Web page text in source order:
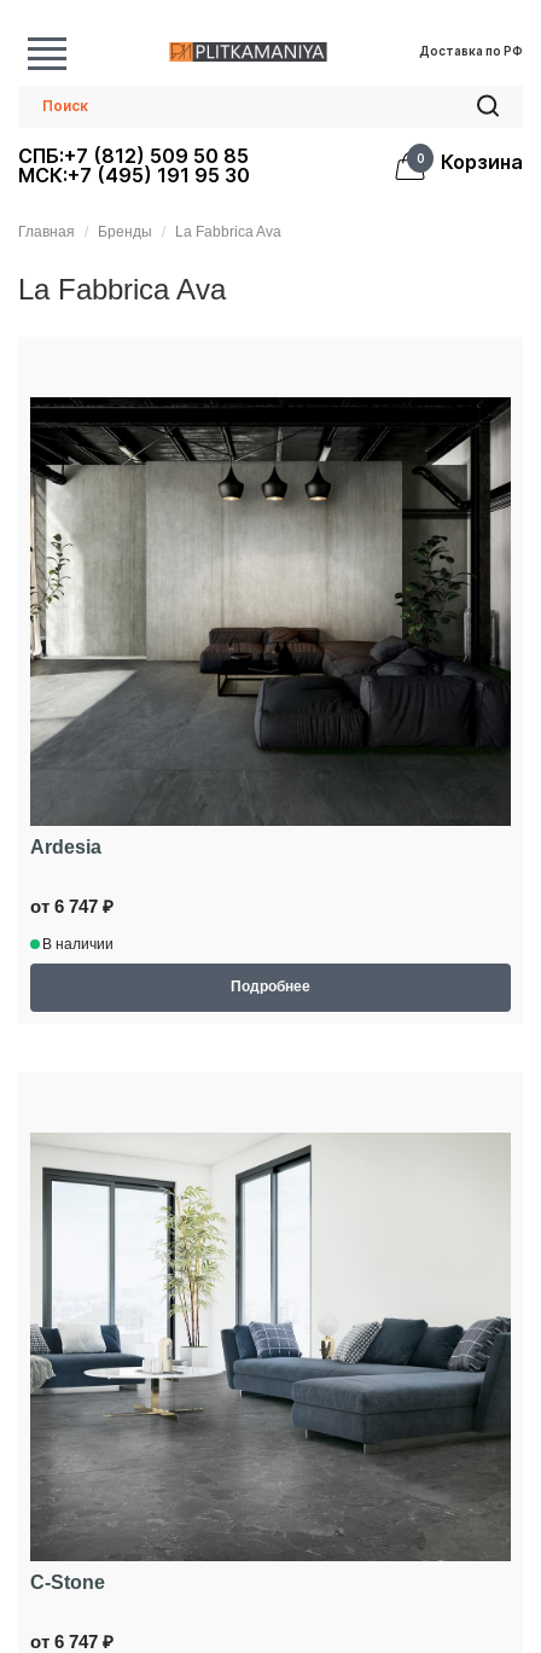
Доставка по РФ
СПБ:+7 (812) 509 50 85
МСК:+7 (495) 191 95 30
0 Корзина
Главная Бренды La Fabbrica Ava
La Fabbrica Ava
Ardesia
от 6 747 ₽
В наличии
Подробнее
C-Stone
от 6 747 ₽